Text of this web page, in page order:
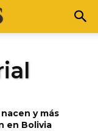
y más
en Bolivia